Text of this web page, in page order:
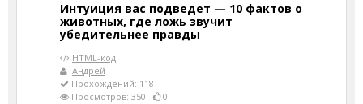
Интуиция вас подведет — 10 фактов о
животных, где ложь звучит
убедительнее правды
HTML-код
Андрей
Прохождений: 118
Просмотров: 350
0